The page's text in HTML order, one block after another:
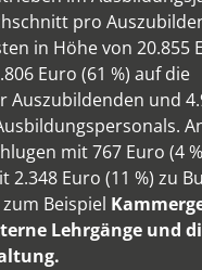
pro
in Höhe von 20.855
Euro (61 %) auf die
Auszubildenden und
mit 767 Euro (4
Euro (11 %) zu
Beispiel
Lehrgänge und